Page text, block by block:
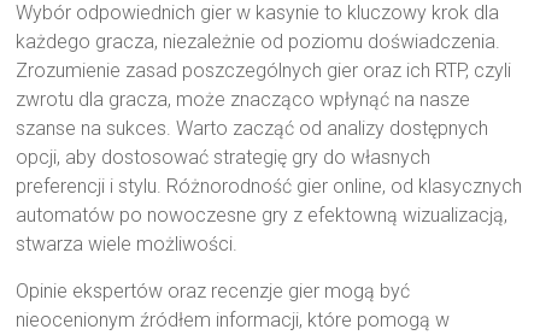
Wybór odpowiednich gier w kasynie to kluczowy krok dla
każdego gracza, niezależnie od poziomu doświadczenia.
Zrozumienie zasad poszczególnych gier oraz ich RTP, czyli
zwrotu dla gracza, może znacząco wpłynąć na nasze
szanse na sukces. Warto zacząć od analizy dostępnych
opcji, aby dostosować strategię gry do własnych
preferencji i stylu. Różnorodność gier online, od klasycznych
automatów po nowoczesne gry z efektowną wizualizacją,
stwarza wiele możliwości.
Opinie ekspertów oraz recenzje gier mogą być
nieocenionym źródłem informacji, które pomogą w